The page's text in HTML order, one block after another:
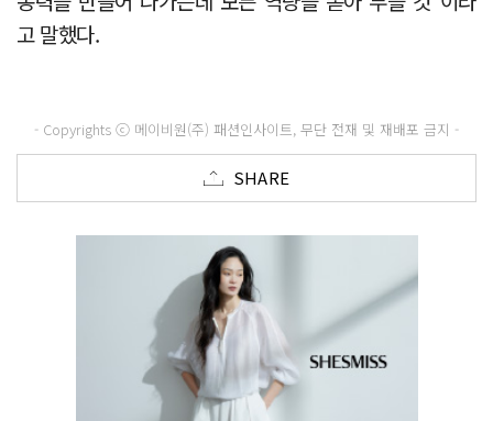
고 말했다.
- Copyrights ⓒ 메이비원(주) 패션인사이트, 무단 전재 및 재배포 금지 -
SHARE